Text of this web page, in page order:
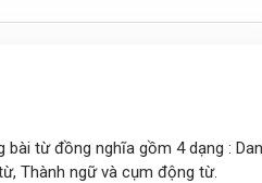
từ đồng nghĩa gồm 4 dạng :
Thành ngữ và cụm động từ.